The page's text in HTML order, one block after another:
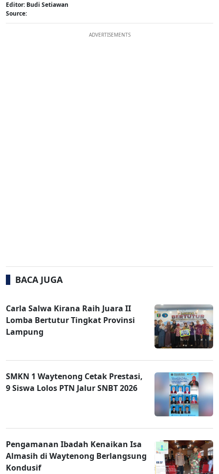
Editor: Budi Setiawan
Source:
ADVERTISEMENTS
BACA JUGA
Carla Salwa Kirana Raih Juara II
Lomba Bertutur Tingkat Provinsi
Lampung
SMKN 1 Waytenong Cetak Prestasi,
9 Siswa Lolos PTN Jalur SNBT 2026
Pengamanan Ibadah Kenaikan Isa
Almasih di Waytenong Berlangsung
Kondusif